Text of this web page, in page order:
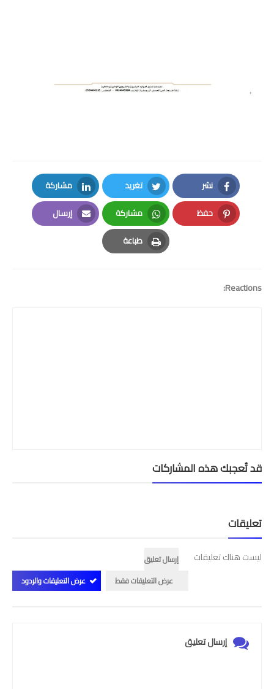
التوازيع السنوية
وثائق الإدارة التربوية
مباريات
أطر الأكاديميات
نشر
Facebook
تغريد
Twitter
مشاركة
LinkedIn
حفظ
Pinterest
مشاركة
Whatsapp
إرسال
Email
طباعة
Print
Reactions:
قد تُعجبك هذه المشاركات
تعليقات
ليست هناك تعليقات
إرسال تعليق
عرض التعليقات فقط
عرض التعليقات والردود
إرسال تعليق